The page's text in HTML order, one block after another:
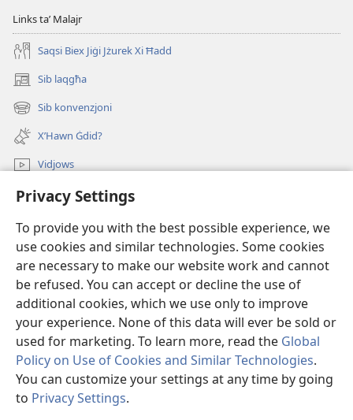
Privacy Settings
To provide you with the best possible experience, we
use cookies and similar technologies. Some cookies
are necessary to make our website work and cannot
be refused. You can accept or decline the use of
additional cookies, which we use only to improve
your experience. None of this data will ever be sold or
used for marketing. To learn more, read the Global
Policy on Use of Cookies and Similar Technologies.
You can customize your settings at any time by going
to Privacy Settings.
Links taʼ Malajr
Saqsi Biex Jiġi Jżurek Xi Ħadd
Sib laqgħa
(opens
new
window)
Sib konvenzjoni
(opens
new
window)
X’Hawn Ġdid?
Vidjows
Fittex f’JW.ORG
Donazzjonijiet
(opens
new
window)LIBRERIJA ONLAJN tat-Torri tal-Għassa
(opens
new
window)JW Hub ®
(opens
new
window)
Copyright© 2026 Watch Tower Bible and Tract Society of Pennsylvania.
TERMINI TAL-UŻU|